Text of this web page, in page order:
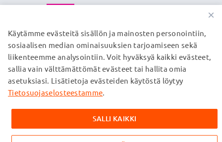
TOIMITUSKUMPPANIMME
© subtel.fi 2026
Kaikki hinnat sisältävät arvonlisäveron, mutta ei
toimituskuluja. Kaikki sivuillamme mainitut tavaramerkit ovat
verkkosivuillamme ainoastaan tuotteitamme koskevan
×
Käytämme evästeitä sisällön ja mainosten personointiin,
sosiaalisen median ominaisuuksien tarjoamiseen sekä
liikenteemme analysointiin. Voit hyväksyä kaikki evästeet,
sallia vain välttämättömät evästeet tai hallita omia
asetuksiasi. Lisätietoja evästeiden käytöstä löytyy
Tietosuojaselosteestamme.
SALLI KAIKKI